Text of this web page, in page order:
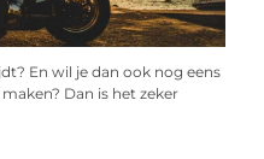
En wil je dan ook nog eens
Dan is het zeker